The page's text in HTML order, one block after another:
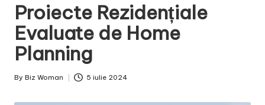
Proiecte Rezidențiale
Evaluate de Home
Planning
Posted
By Biz Woman 5 iulie 2024